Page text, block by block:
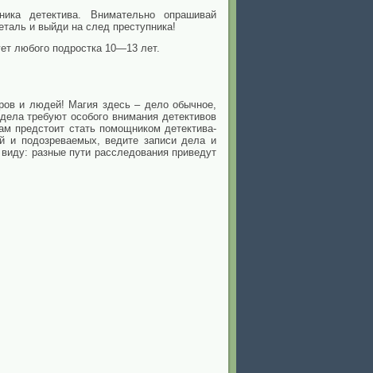
детектива. Внимательно опрашивай
и выйди на след преступника!
любого подростка 10—13 лет.
и людей! Магия здесь – дело обычное,
требуют особого внимания детективов
предстоит стать помощником детектива-
и подозреваемых, ведите записи дела и
разные пути расследования приведут